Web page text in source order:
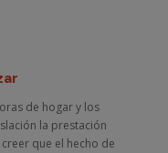
de hogar y los
la prestación
que el hecho de